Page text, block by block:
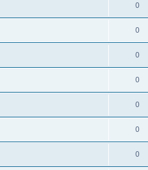
0
0
0
0
0
0
0